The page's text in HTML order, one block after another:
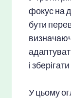
фокус на
бути
і
У цьому